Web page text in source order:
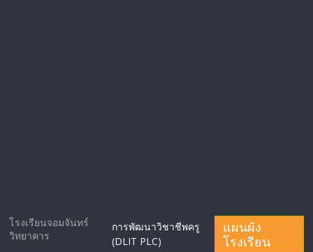
โรงเรียนจอมจันทร์
วิทยาคาร
การพัฒนาวิชาชีพครู
(DLIT PLC)
แผนผัง
โรงเรียน